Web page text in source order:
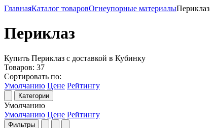
ГлавнаяКаталог товаровОгнеупорные материалыПериклаз
Периклаз
Купить Периклаз с доставкой в Кубинку
Товаров: 37
Сортировать по:
Умолчанию Цене Рейтингу
Категории
Умолчанию
Умолчанию Цене Рейтингу
Фильтры